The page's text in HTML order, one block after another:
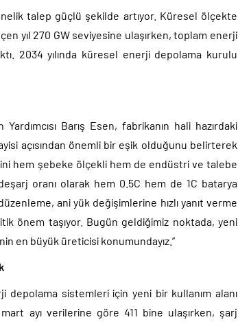
talep güçlü şekilde artıyor. Küresel ölçekte
yıl 270 GW seviyesine ulaşırken, toplam enerji
2034 yılında küresel enerji depolama kurulu
Barış Esen, fabrikanın hali hazırdaki
açısından önemli bir eşik olduğunu belirterek
hem şebeke ölçekli hem de endüstri ve talebe
oranı olarak hem 0.5C hem de 1C batarya
ani yük değişimlerine hızlı yanıt verme
önem taşıyor. Bugün geldiğimiz noktada, yeni
en büyük üreticisi konumundayız.”
depolama sistemleri için yeni bir kullanım alanı
ayı verilerine göre 411 bine ulaşırken, şarj